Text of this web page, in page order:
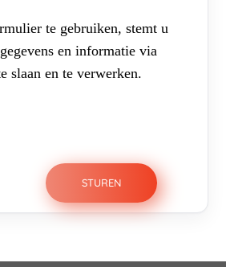
te gebruiken, stemt u
en informatie via
slaan en te verwerken.